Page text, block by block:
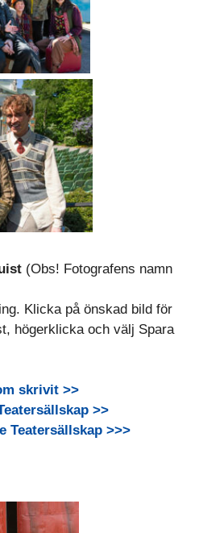
(Obs! Fotografens namn
Klicka på önskad bild för
högerklicka och välj Spara
skrivit >>
>>
Teatersällskap >>>